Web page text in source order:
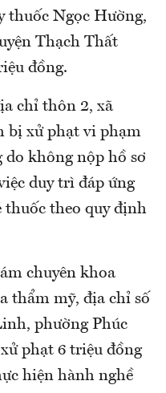
thuốc Ngọc Hường,
Thạch Thất
đồng.
chỉ thôn 2, xã
bị xử phạt vi phạm
không nộp hồ sơ
duy trì đáp ứng
thuốc theo quy định
chuyên khoa
thẩm mỹ, địa chỉ số
phường Phúc
phạt 6 triệu đồng
hiện hành nghề